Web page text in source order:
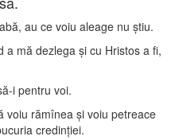
au ce voiu aleage nu ştiu.
mă dezlega şi cu Hristos a fi,
i pentru voi.
voiu rămînea şi voiu petreace
credinţiei.